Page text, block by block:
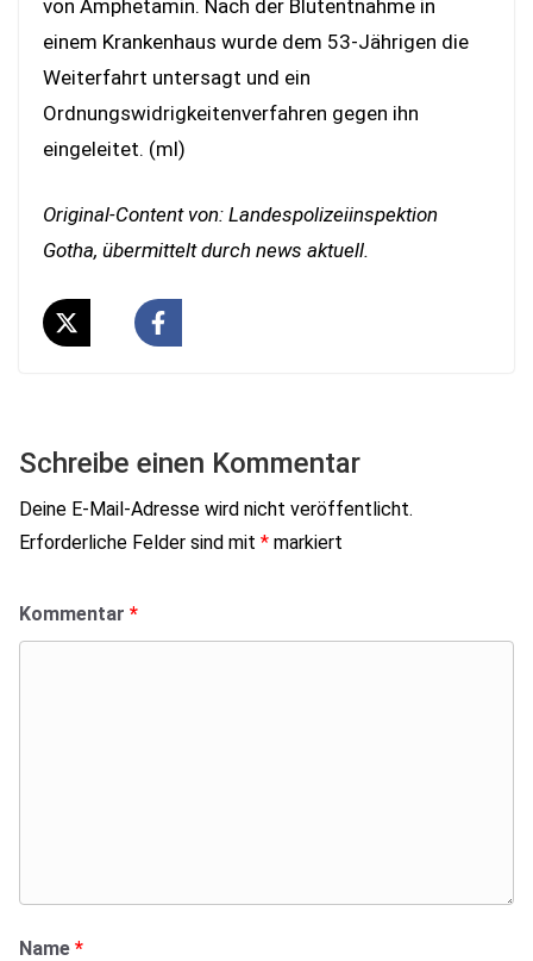
von Amphetamin. Nach der Blutentnahme in
einem Krankenhaus wurde dem 53-Jährigen die
Weiterfahrt untersagt und ein
Ordnungswidrigkeitenverfahren gegen ihn
eingeleitet. (ml)
Original-Content von: Landespolizeiinspektion
Gotha, übermittelt durch news aktuell.
Schreibe einen Kommentar
Deine E-Mail-Adresse wird nicht veröffentlicht.
Erforderliche Felder sind mit * markiert
Kommentar *
Name *